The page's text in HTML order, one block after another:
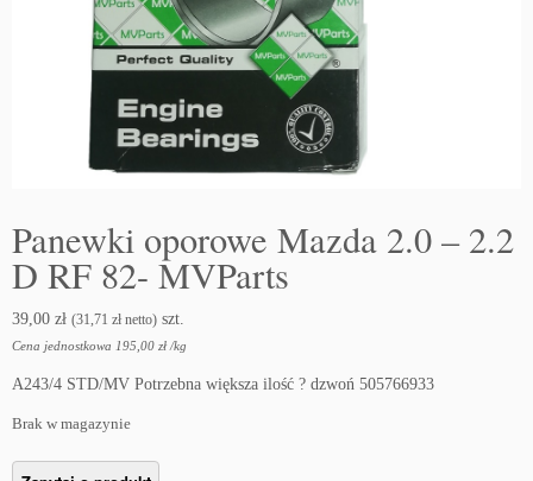
Panewki oporowe Mazda 2.0 – 2.2
D RF 82- MVParts
39,00 zł (31,71 zł netto) szt.
Cena jednostkowa 195,00 zł /kg
A243/4 STD/MV Potrzebna większa ilość ? dzwoń 505766933
Brak w magazynie